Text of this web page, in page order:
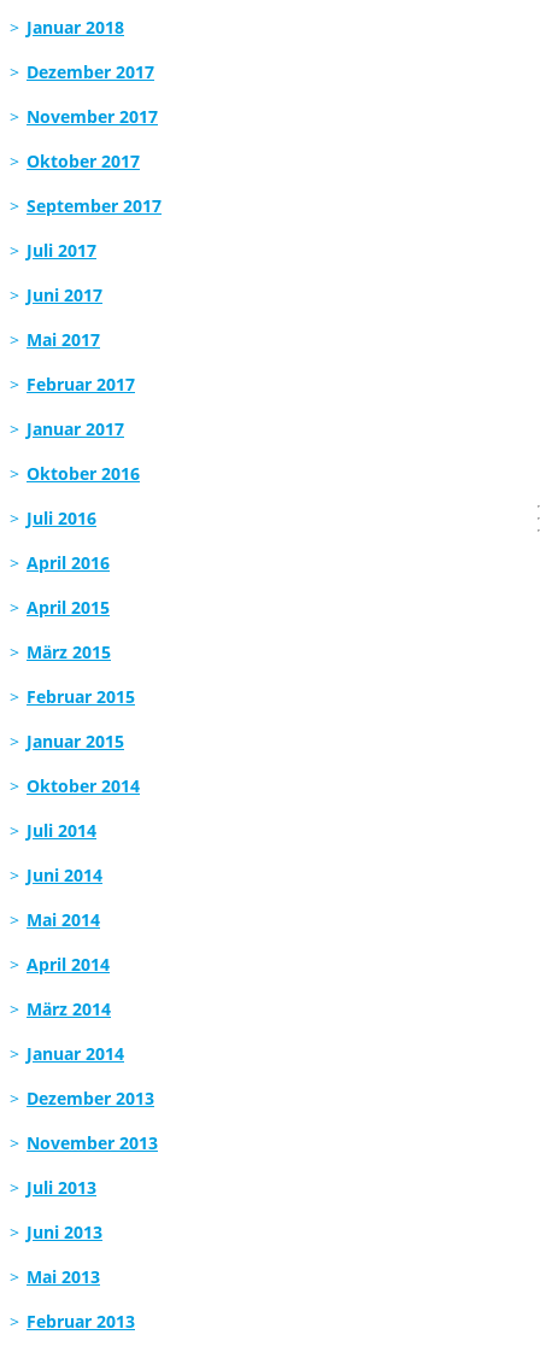
Januar 2018
Dezember 2017
November 2017
Oktober 2017
September 2017
Juli 2017
Juni 2017
Mai 2017
Februar 2017
Januar 2017
Oktober 2016
Juli 2016
April 2016
April 2015
März 2015
Februar 2015
Januar 2015
Oktober 2014
Juli 2014
Juni 2014
Mai 2014
April 2014
März 2014
Januar 2014
Dezember 2013
November 2013
Juli 2013
Juni 2013
Mai 2013
Februar 2013